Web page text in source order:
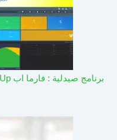
برنامج صيدلية : فارما اب PharmaUp​